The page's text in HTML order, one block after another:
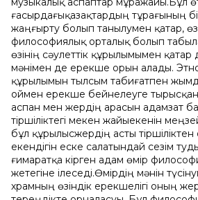
ғасырдағықазақтардың тұрағының
жаңғырту болып танылумен қатар,
философиялық орталық болып
өзінің сəулеттік құрылымымен
мəнімен де ерекше орын алады.
құрылымын тылсым табиғатпен
оймен ерекше бейнелеуге
аспан мен жердің арасын адамзат
тіршіліктегі мекен жайыекенін
бұл құрылысжердің асты
екендігін еске салатындай сезім
ғимаратқа кірген адам өмір
жетегіне ілеседі.Өмірдің мəнін
храмның өзіндік ерекшелігі оның